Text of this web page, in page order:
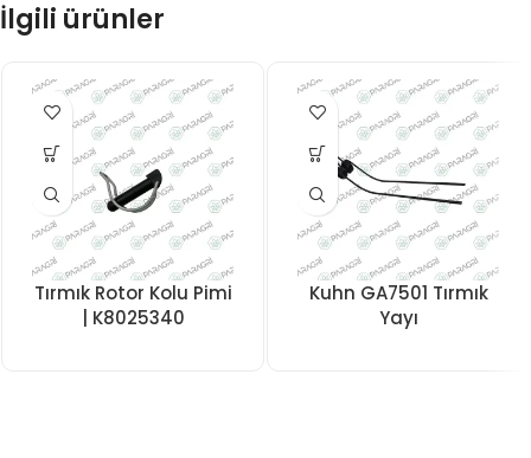
İlgili ürünler
Tırmık Rotor Kolu Pimi
| K8025340
Kuhn GA7501 Tırmık
Yayı